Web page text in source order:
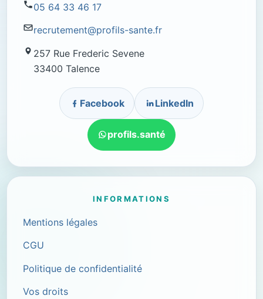
05 64 33 46 17
recrutement@profils-sante.fr
257 Rue Frederic Sevene
33400 Talence
Facebook LinkedIn
profils.santé
INFORMATIONS
Mentions légales
CGU
Politique de confidentialité
Vos droits